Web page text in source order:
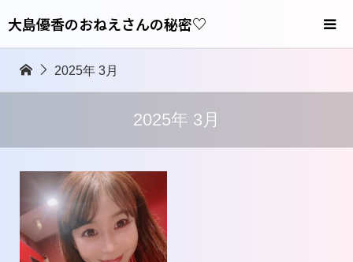
大島優香のおねえさんの秘密♡
2025年 3月
2025年 3月